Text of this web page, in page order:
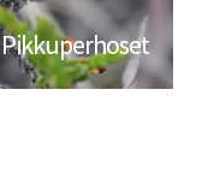
Pikkuperhoset